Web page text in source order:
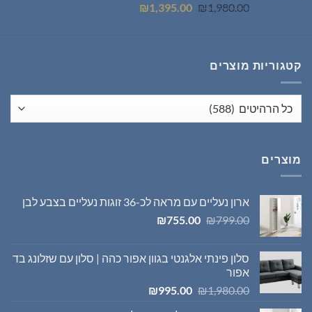
₪ 1,980.00
המחיר
₪1,395.00
המחיר
קטגוריות מוצרים
מוצרים
ארון נעליים עם מראה לכ-36 זוגות נעליים בצבע לבן
₪799.00
המחיר
₪799.00.
₪755.00
המחיר
₪755.00.
סלון פינתי אלגנטי בגוון אפור כהה | סלון עם שזלונג בד
אפור
₪1,980.00
המחיר ₪995.00
המחיר